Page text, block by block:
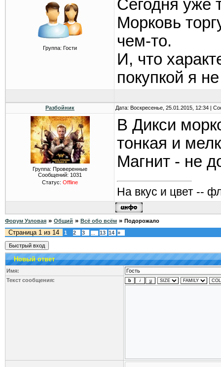
Группа: Гости
Сегодня уже
Морковь
чем-то.
И, что
покупкой я
Разбойник Дата: Воскресенье, 25.01.2015, 12:34 |
Группа: Проверенные
Сообщений: 1031
Статус: Offline
В Дикси
тонкая и
Магнит - не
На вкус и цвет --
Форум Узловая » Общий » Всё обо всём » Подорожало
Страница 1 из 14 1 2 3 … 13 14 »
Новый ответ
Имя:
Текст сообщения: